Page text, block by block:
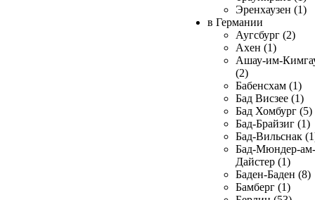
Эренхаузен (1)
в Германии
Аугсбург (2)
Ахен (1)
Ашау-им-
(2)
Бабенсхам (1)
Бад Висзее (1)
Бад Хомбург (5)
Бад-Брайзиг (1)
Бад-Вильснак
Бад-Мюндер-ам-
Дайстер (1)
Баден-Баден (8)
Бамберг (1)